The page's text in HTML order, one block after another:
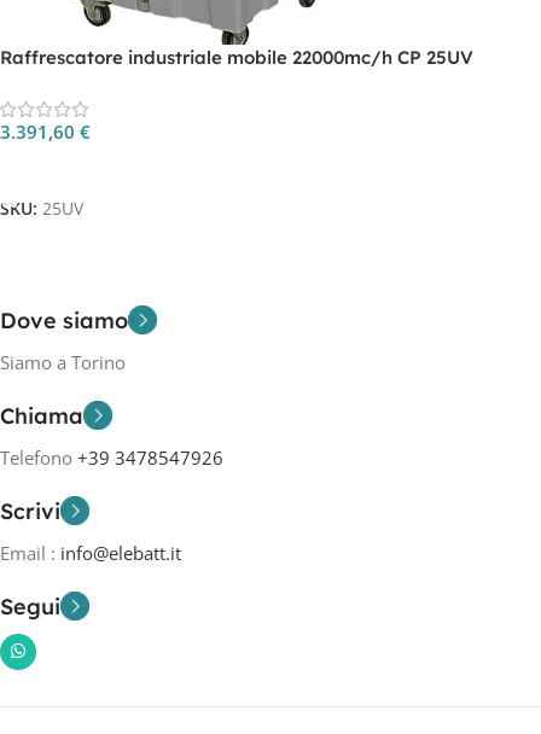
Raffrescatore industriale mobile 22000mc/h CP 25UV
3.391,60 €
SKU: 25UV
Dove siamo
Siamo a Torino
Chiama
Telefono +39 3478547926
Scrivi
Email : info@elebatt.it
Segui